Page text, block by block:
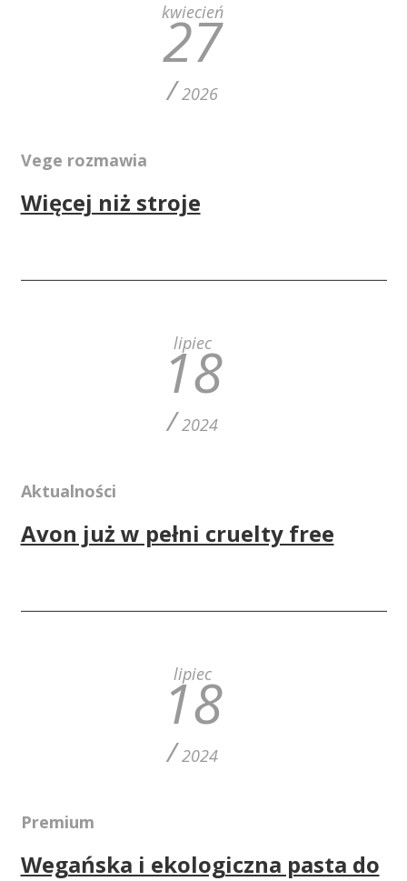
kwiecień
27
/ 2026
Vege rozmawia
Więcej niż stroje
lipiec
18
/ 2024
Aktualności
Avon już w pełni cruelty free
lipiec
18
/ 2024
Premium
Wegańska i ekologiczna pasta do